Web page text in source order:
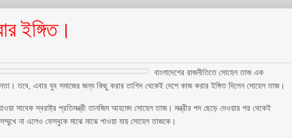
ইঙ্গিত।
বাংলাদেশের রাজনীতিতে সোহেল তাজ এক
তবে, এবার যুব সমাজের জন্য কিছু করার তাগিদ থেকেই দেশে কাজ করার ইঙ্গিত দিলেন সোহেল তাজ।
সাবেক স্বরাষ্ট্র প্রতিমন্ত্রী তানজিম আহমেদ সোহেল তাজ। মন্ত্রীর পদ ছেড়ে দেওয়ার পর থেকেই
না এলেও ফেসবুকে মাঝে মাঝে পাওয়া যায় সোহেল তাজকে।